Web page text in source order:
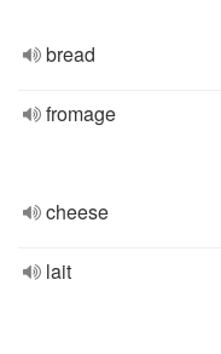
bread
fromage
cheese
lait